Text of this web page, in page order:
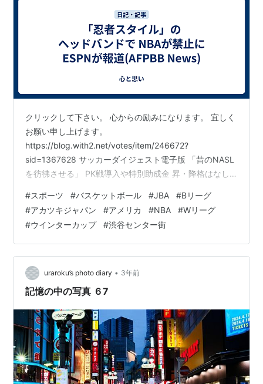
クリックして下さい。 心からの励みになります。 宜しく
お願い申し上げます。
https://blog.with2.net/votes/item/246672?
sid=1367628 サッカーダイジェスト電子版 「昔のNASL
を彷彿させる」 PK戦導入や特別助成金 昇・降格はなし
「あまり賛同出来ないのは…」
www.soccerdigestweb.com ザ・ダイジェスト FIBAバス
ケットボールアジアカップ 54年ぶりの優勝なるか！？
アカツキジャパンの激戦を 「ABEMA」が無料生中継を決
定！ thedigestweb.com バスケ…
#スポーツ #バスケットボール #JBA #Bリーグ
#アカツキジャパン #アメリカ #NBA #Wリーグ
#ウインターカップ #渋谷センター街
uraroku’s photo diary • 3年前
記憶の中の写真 ６7